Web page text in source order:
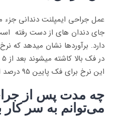
عمل جراحی ایمپلنت دندانی
جای دندان های از دست رفته
دارد. برآوردها نشان میدهد که
این نرخ برای فک پایین 95 درصد است.
چه مدت پس از
می‌توانم به سر کار